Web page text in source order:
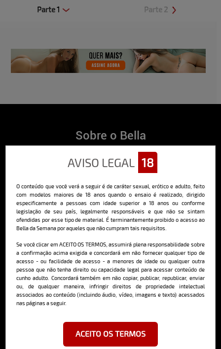
Parte 1 Parte 2
AVISO LEGAL 18
O conteúdo que você verá a seguir é de caráter sexual, erótico e adulto, feito
com modelos maiores de 18 anos quando o ensaio é realizado, dirigido
especificamente a pessoas com idade superior a 18 anos ou conforme
legislação de seu país, legalmente responsáveis e que não se sintam
ofendidas por esse tipo de material. É terminantemente proibido o acesso ao
Bella da Semana por aqueles que não cumpram tais requisitos.
Se você clicar em ACEITO OS TERMOS, assumirá plena responsabilidade sobre
a confirmação acima exigida e concordará em não fornecer qualquer tipo de
acesso - ou facilidade de acesso - a menores de idade ou qualquer outra
pessoa que não tenha direito ou capacidade legal para acessar conteúdo de
cunho adulto. Concordará também em não copiar, publicar, republicar, enviar
ou, de qualquer maneira, infringir direitos de propriedade intelectual
associados ao conteúdo (incluindo áudio, vídeo, imagens e texto) acessados
nas páginas a seguir.
ACEITO OS TERMOS
Sobre o Bella
O Bella da Semana é a maior e mais longeva revista masculina digital
do Brasil, com ensaios fotográficos e vídeos exclusivos de alta
qualidade, além de conteúdo editorial sobre saúde, esportes, moda,
Saiba mais
Cadastre-se e receba a mais
deliciosa newsletter da internet
Ao se cadastrar, você concorda em receber emails da Bella da Semana